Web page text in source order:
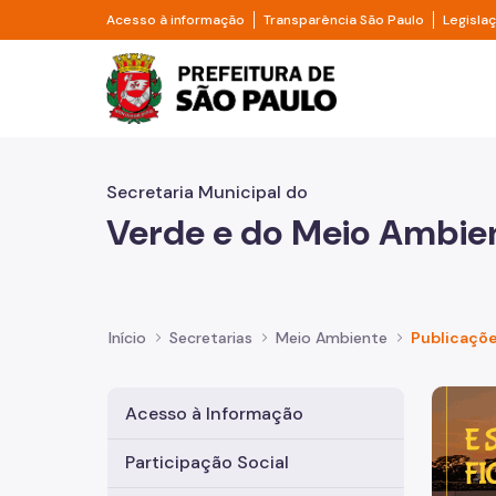
Pular para o Conteúdo principal
Acesso à informação Divisor de acesso à informação
Transparência São Paulo Divisor
Prefeitura de São
Secretaria Municipal do
Verde e do Meio
Início Secretarias Meio Ambiente
Acesso à Informação
Participação Social